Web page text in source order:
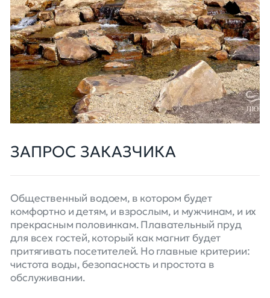
ЗАПРОС ЗАКАЗЧИКА
Общественный водоем, в котором будет
комфортно и детям, и взрослым, и мужчинам, и их
прекрасным половинкам. Плавательный пруд
для всех гостей, который как магнит будет
притягивать посетителей. Но главные критерии:
чистота воды, безопасность и простота в
обслуживании.